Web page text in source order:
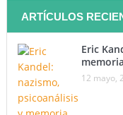
ARTÍCULOS
Eric
memoria
12 mayo,